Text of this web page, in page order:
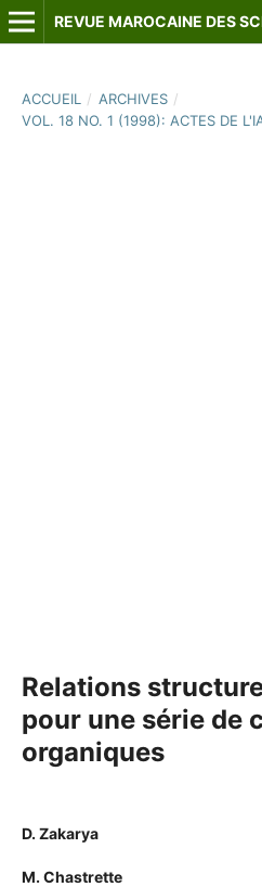
ACCUEIL / ARCHIVES /
VOL. 18 NO. 1 (1998): ACTES DE
Relations
pour une série de
organiques
D. Zakarya
M. Chastrette